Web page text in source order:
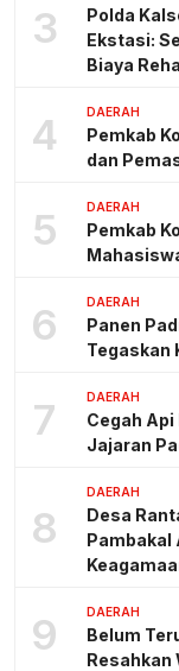
3
Polda
Ekstasi:
Biaya
4 DAERAH
Pemkab
dan
5 DAERAH
Pemkab
6 DAERAH
Panen
Tegaskan
7 DAERAH
Cegah
Jajaran
8
DAERAH
Desa
Pambakal
9 DAERAH
Belum
Resahkan